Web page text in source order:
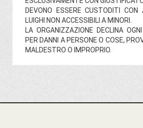
DEVONO ESSERE CUSTODITI CON
LUIGHI NON ACCESSIBILI A MINORI.
LA ORGANIZZAZIONE DECLINA
PER DANNI A PERSONE O COSE,
MALDESTRO O IMPROPRIO.